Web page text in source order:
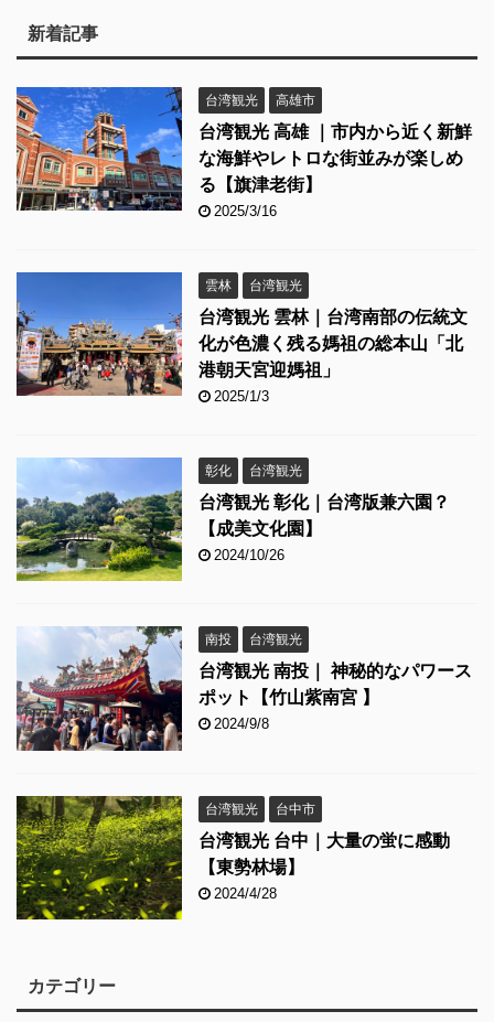
新着記事
台湾観光 高雄市
台湾観光 高雄 ｜市内から近く新鮮
な海鮮やレトロな街並みが楽しめ
る【旗津老街】
2025/3/16
雲林 台湾観光
台湾観光 雲林｜台湾南部の伝統文
化が色濃く残る媽祖の総本山「北
港朝天宮迎媽祖」
2025/1/3
彰化 台湾観光
台湾観光 彰化｜台湾版兼六園？
【成美文化園】
2024/10/26
南投 台湾観光
台湾観光 南投｜ 神秘的なパワース
ポット【竹山紫南宮 】
2024/9/8
台湾観光 台中市
台湾観光 台中｜大量の蛍に感動
【東勢林場】
2024/4/28
カテゴリー